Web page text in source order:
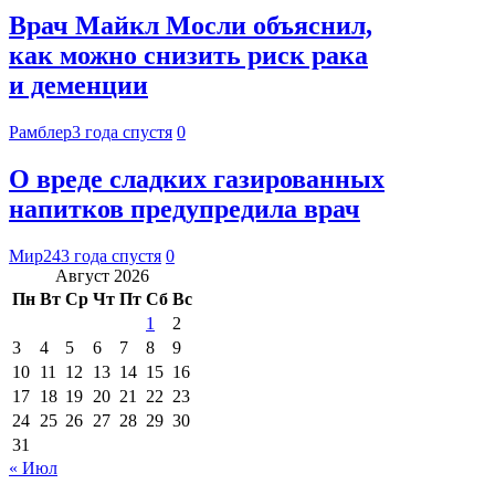
Врач Майкл Мосли объяснил,
как можно снизить риск рака
и деменции
Рамблер3 года спустя 0
О вреде сладких газированных
напитков предупредила врач
Мир243 года спустя 0
Август 2026
Пн Вт Ср Чт Пт Сб Вс
1
2
3
4 5 6 7 8
9
10 11 12 13 14 15 16
17 18 19 20 21 22 23
24 25 26 27 28 29 30
31
« Июл